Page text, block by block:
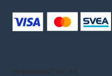
Hegethorns Foto AB